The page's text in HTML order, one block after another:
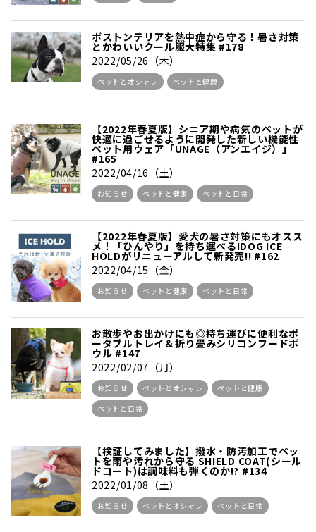
ボストンテリアを熱中症から守る！暑さ対策
とかわいいクール服大特集 #178
2022/05/26（木）
ペットとオシャレ ペットと健康
【2022年春夏版】シニア期や病気のペットが
快適に過ごせるように開発した新しい機能性
ペット用ウェア「UNAGE（アンエイジ）」
#165
2022/04/16（土）
お知らせ ペットと健康 ペットと日常
【2022年春夏版】愛犬の暑さ対策にもオスス
メ！「ひんやり」を持ち運べるIDOG ICE
HOLDがリニューアルして新発売!! #162
2022/04/15（金）
お知らせ ペットと健康 ペットと日常
お散歩やお出かけにも◎持ち運びに便利なポ
ータブルトレイ＆折り畳みシリコンフードボ
ウル #147
2022/02/07（月）
お知らせ ペットとオシャレ
ペットと健康
ペットと日常
【検証してみました】撥水・防汚加工でペッ
トを雨や汚れから守る SHIELD COAT(シール
ドコート)は調味料も弾くのか!? #134
2022/01/08（土）
お知らせ ペットとオシャレ ペットと日常